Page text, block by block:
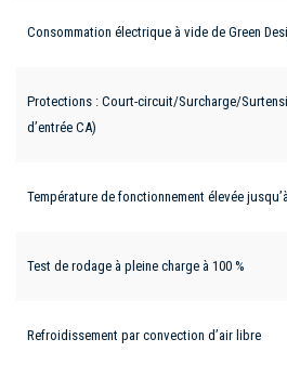
Consommation électrique à vide de Green
Protections : Court-circuit/Surcharge/
d’entrée CA)
Température de fonctionnement élevée
Test de rodage à pleine charge à 100 %
Refroidissement par convection d’air libre